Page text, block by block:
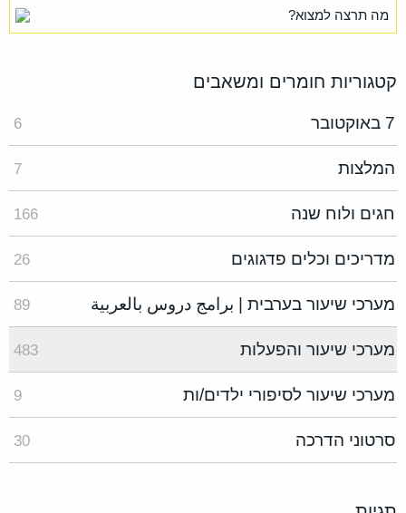
קטגוריות חומרים ומשאבים
7 באוקטובר 6
המלצות 7
חגים ולוח שנה 166
מדריכים וכלים פדגוגים 26
מערכי שיעור בערבית | برامج دروس بالعربية 89
מערכי שיעור והפעלות 483
מערכי שיעור לסיפורי ילדים/ות 9
סרטוני הדרכה 30